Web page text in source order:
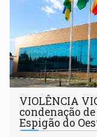
VIOLÊNCIA
condenação
Espigão do